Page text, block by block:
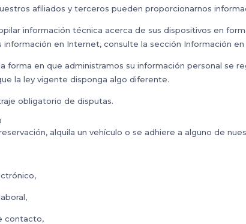
afiliados y terceros pueden proporcionarnos
información técnica acerca de sus dispositivos en
información en Internet, consulte la sección Información
forma en que administramos su información personal se
la ley vigente disponga algo diferente.
obligatorio de disputas.
alquila un vehículo o se adhiere a alguno de
contacto,